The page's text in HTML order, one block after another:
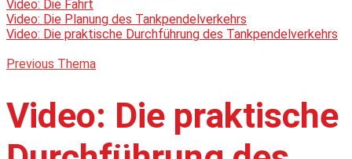
Video: Die Fahrt
Video: Die Planung des Tankpendelverkehrs
Video: Die praktische Durchführung des Tankpendelverkehrs
Previous Thema
Video: Die praktische